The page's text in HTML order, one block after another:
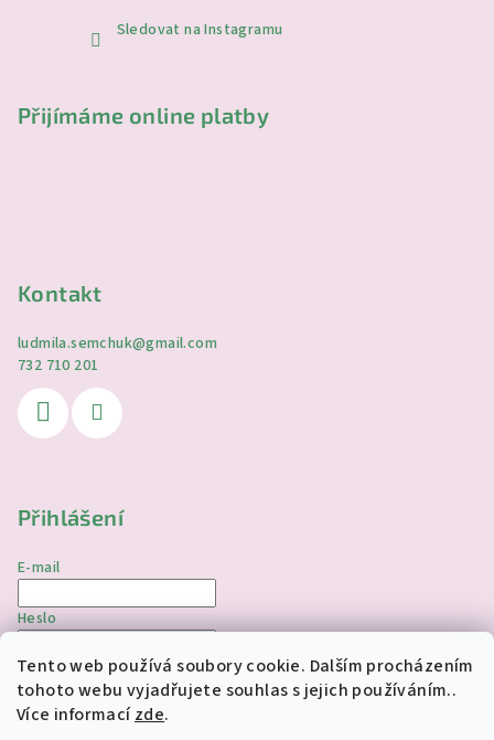
Tento web používá soubory cookie. Dalším procházením
tohoto webu vyjadřujete souhlas s jejich používáním..
Více informacízde.
Sledovat na Instagramu
Přijímáme online platby
Kontakt
ludmila.semchuk@gmail.com
732 710 201
Přihlášení
E-mail
Heslo
Přihlásit se
Nová registrace Zapomenuté heslo